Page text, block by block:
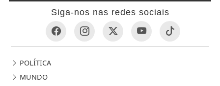
Siga-nos nas redes sociais
POLÍTICA
MUNDO